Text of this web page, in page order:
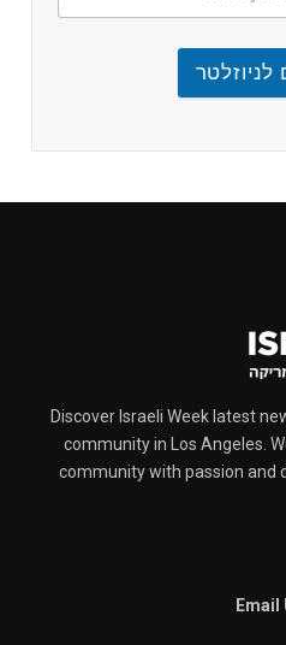
Discover Israeli Week latest
community in Los Angeles.
community with passion and
Email